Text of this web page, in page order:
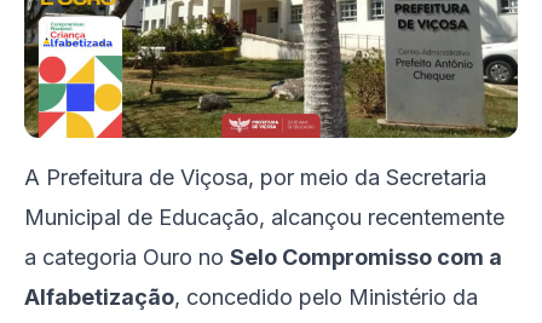
A Prefeitura de Viçosa, por meio da Secretaria
Municipal de Educação, alcançou recentemente
a categoria Ouro no Selo Compromisso com a
Alfabetização, concedido pelo Ministério da